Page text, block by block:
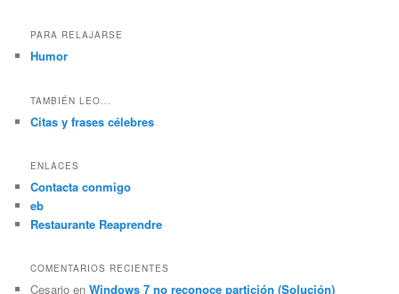
PARA RELAJARSE
Humor
TAMBIÉN LEO...
Citas y frases célebres
ENLACES
Contacta conmigo
eb
Restaurante Reaprendre
COMENTARIOS RECIENTES
Cesario enWindows 7 no reconoce partición (Solución)